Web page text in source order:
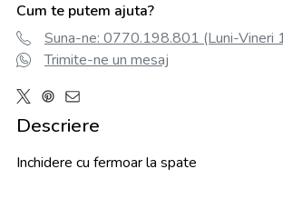
Cum te putem ajuta?
Suna-ne: 0770.198.801 (Luni-Vineri
Trimite-ne un mesaj
Descriere
Inchidere cu fermoar la spate